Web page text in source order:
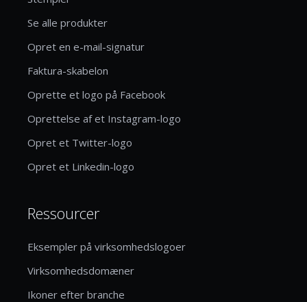
Se alle produkter
Opret en e-mail-signatur
Faktura-skabelon
Oprette et logo på Facebook
Oprettelse af et Instagram-logo
Opret et Twitter-logo
Opret et Linkedin-logo
Ressourcer
Eksempler på virksomhedslogoer
Virksomhedsdomæner
Ikoner efter branche